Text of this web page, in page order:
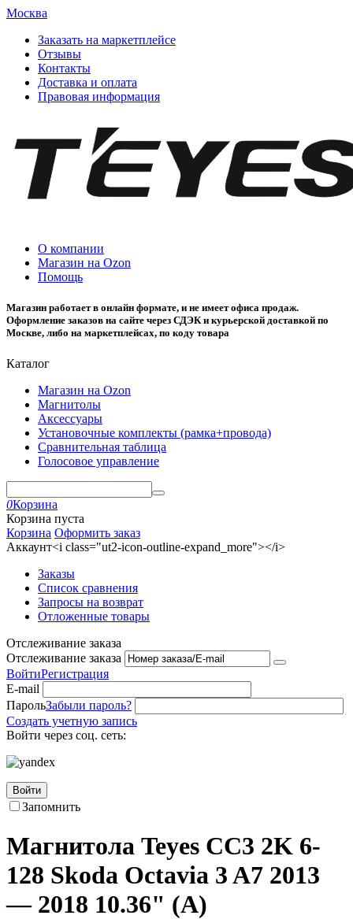
Москва
Заказать на маркетплейсе
Отзывы
Контакты
Доставка и оплата
Правовая информация
О компании
Магазин на Ozon
Помощь
Магазин работает в онлайн формате, и не имеет офиса продаж.
Оформление заказов на сайте через СДЭК и курьерской доставкой по
Москве, либо на маркетплейсах, по коду товара
Каталог
Магазин на Ozon
Магнитолы
Аксессуары
Установочные комплекты (рамка+провода)
Сравнительная таблица
Голосовое управление
0Корзина
Корзина пуста
Корзина Оформить заказ
Аккаунт<i class="ut2-icon-outline-expand_more"></i>
Заказы
Список сравнения
Запросы на возврат
Отложенные товары
Отслеживание заказа
Отслеживание заказа
ВойтиРегистрация
E-mail
ПарольЗабыли пароль?
Создать учетную запись
Войти через соц. сеть:
Войти
Запомнить
Магнитола Teyes CC3 2K 6-
128 Skoda Octavia 3 A7 2013
— 2018 10.36" (A)